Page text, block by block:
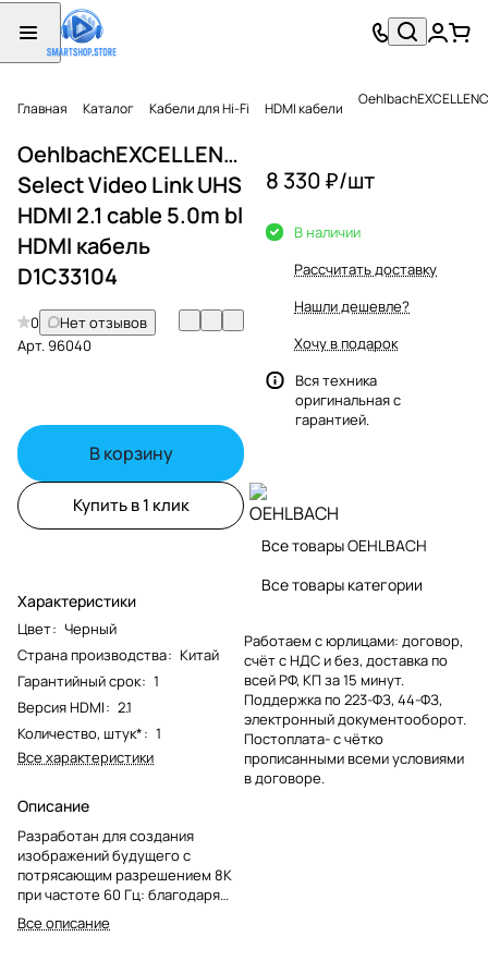
Главная Каталог Кабели для Hi-Fi HDMI кабели
OehlbachEXCELLENCE
Select Video Link UHS
HDMI 2.1 cable 5.0m bl
HDMI кабель
D1C33104
0
Нет отзывов
Арт.96040
В корзину
Купить в 1 клик
Характеристики
Цвет: Черный
Страна производства: Китай
Гарантийный срок: 1
Версия HDMI: 2.1
Количество, штук*: 1
Все характеристики
Описание
Разработан для создания
изображений будущего с
потрясающим разрешением 8K
при частоте 60 Гц: благодаря
сверхскоростному кабелю
HDMI® Select Video Link от
Все описание
8 330 ₽/шт
В наличии
Рассчитать доставку
Нашли дешевле?
Хочу в подарок
Вся техника
оригинальная с
гарантией.
Все товары OEHLBACH
Все товары категории
Работаем с юрлицами: договор,
счёт с НДС и без, доставка по
всей РФ, КП за 15 минут.
Поддержка по 223-ФЗ, 44-ФЗ,
электронный документооборот.
Постоплата- с чётко
прописанными всеми условиями
в договоре.